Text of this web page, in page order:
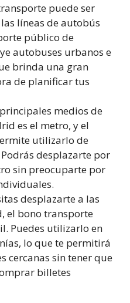
puede ser
líneas de autobús
público de
autobuses urbanos e
brinda una gran
de planificar tus
medios de
es el metro, y el
utilizarlo de
desplazarte por
sin preocuparte por
desplazarte a las
el bono transporte
Puedes utilizarlo en
lo que te permitirá
cercanas sin tener que
billetes